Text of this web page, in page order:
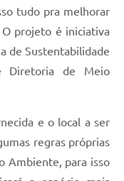
tudo pra melhorar
projeto é iniciativa
de Sustentabilidade
Diretoria de Meio
e o local a ser
regras próprias
Ambiente, para isso